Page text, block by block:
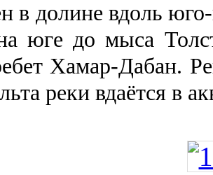
в долине вдоль
юге до мыса
Хамар-Дабан.
реки вда­ётся в